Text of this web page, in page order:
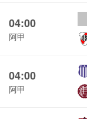
04:00
阿甲
04:00
阿甲